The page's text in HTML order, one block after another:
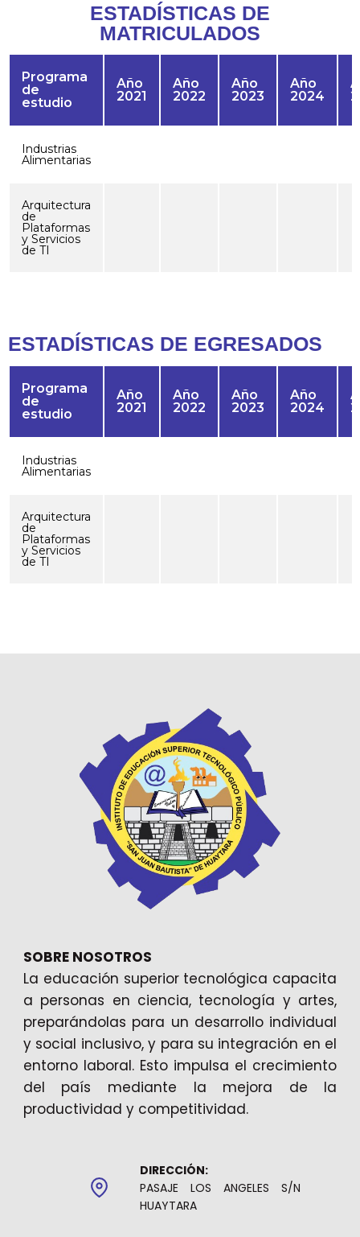
ESTADÍSTICAS DE
MATRICULADOS
Programa
de
estudio
Año
2021
Año
2022
Año
2023
Año
2024
Industrias
Alimentarias
Arquitectura
de
Plataformas
y Servicios
de TI
ESTADÍSTICAS DE EGRESADOS
Programa
de
estudio
Año
2021
Año
2022
Año
2023
Año
2024
Industrias
Alimentarias
Arquitectura
de
Plataformas
y Servicios
de TI
SOBRE NOSOTROS
La educación superior tecnológica capacita
a personas en ciencia, tecnología y artes,
preparándolas para un desarrollo individual
y social inclusivo, y para su integración en el
entorno laboral. Esto impulsa el crecimiento
del país mediante la mejora de la
productividad y competitividad.
DIRECCIÓN:
PASAJE LOS ANGELES S/N
HUAYTARA